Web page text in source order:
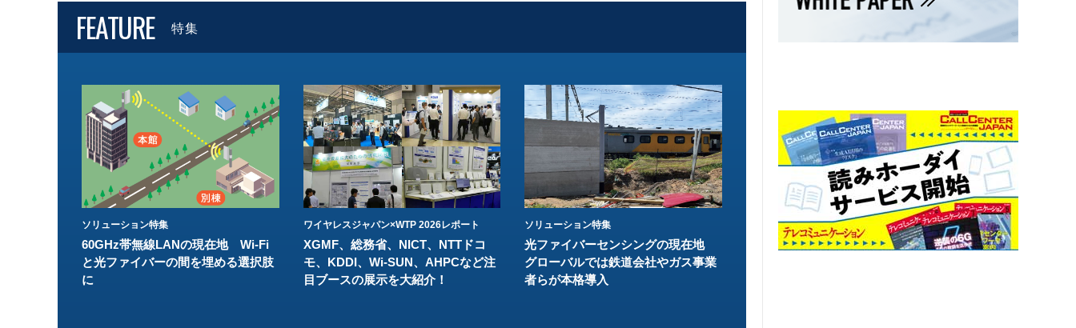
FEATURE 特集
ソリューション特集
60GHz帯無線LANの現在地 Wi-Fi
と光ファイバーの間を埋める選択肢
に
ワイヤレスジャパン×WTP 2026レポート
XGMF、総務省、NICT、NTTドコ
モ、KDDI、Wi-SUN、AHPCなど注
目ブースの展示を大紹介！
ソリューション特集
光ファイバーセンシングの現在地
グローバルでは鉄道会社やガス事業
者らが本格導入
ソリューション特集
イーサネットで作るGPUネットワー
ソリューション特集
6GHz帯Wi-Fiは「